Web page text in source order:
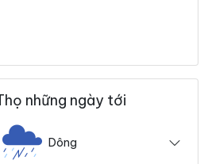
những ngày tới
Dông